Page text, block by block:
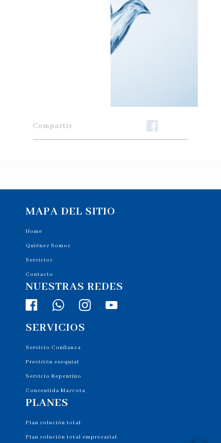
Compartir
MAPA DEL SITIO
Home
Quiénes Somos
Servicios
Contacto
NUESTRAS REDES
SERVICIOS
Servicio Confianza
Previsión exequial
Servicio Repentino
Consentida Mascota
PLANES
Plan solución total
Plan solución total empresarial